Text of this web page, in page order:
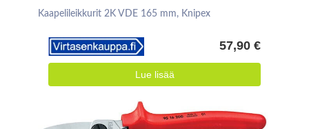
Kaapelileikkurit 2K VDE 165 mm, Knipex
57,90 €
Lue lisää